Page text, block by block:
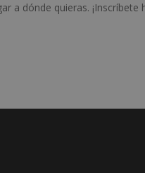
a dónde quieras.